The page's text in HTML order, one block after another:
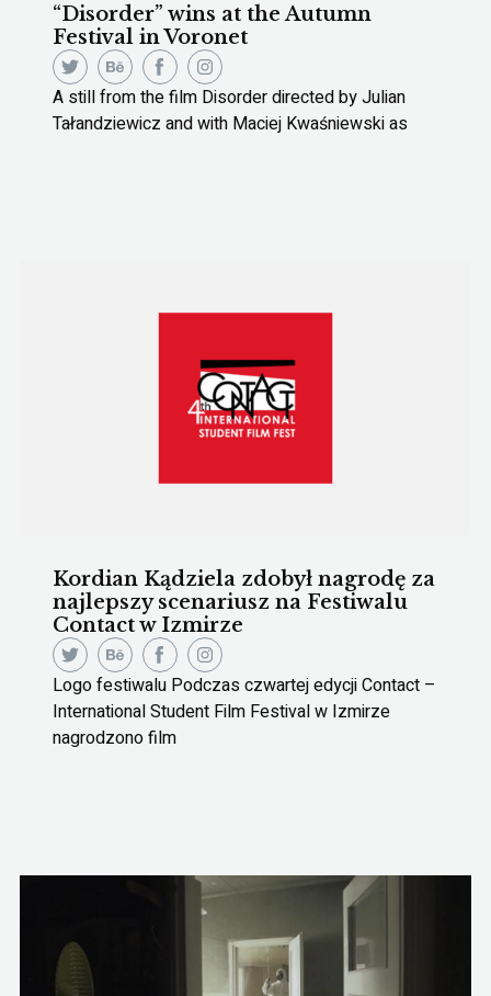
“Disorder” wins at the Autumn
Festival in Voronet
A still from the film Disorder directed by Julian
Tałandziewicz and with Maciej Kwaśniewski as
Kordian Kądziela zdobył nagrodę za
najlepszy scenariusz na Festiwalu
Contact w Izmirze
Logo festiwalu Podczas czwartej edycji Contact –
International Student Film Festival w Izmirze
nagrodzono film